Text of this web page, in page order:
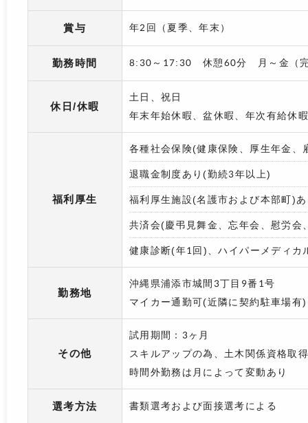
賞与 年2回（夏季、年末）
勤務時間 8:30～17:30 休憩60分 月～金（完
休日/休暇
土日、祝日
年末年始休暇、盆休暇、年次有給休
福利厚生
各種社会保険(健康保険、厚生年金、
退職金制度あり(勤続3年以上)
福利厚生施設(名護市および本部町)
共済会(慶弔見舞金、忘年会、慰労会
健康診断(年1回)、ハイパーメディ
勤務地
沖縄県浦添市城間3丁目9番1号
マイカー通勤可(近隣に契約駐車場有)
その他
試用期間：3ヶ月
スキルアップの為、土木関係資格取
時間外勤務は月によって変動あり
選考方法 書類選考および面接選考による